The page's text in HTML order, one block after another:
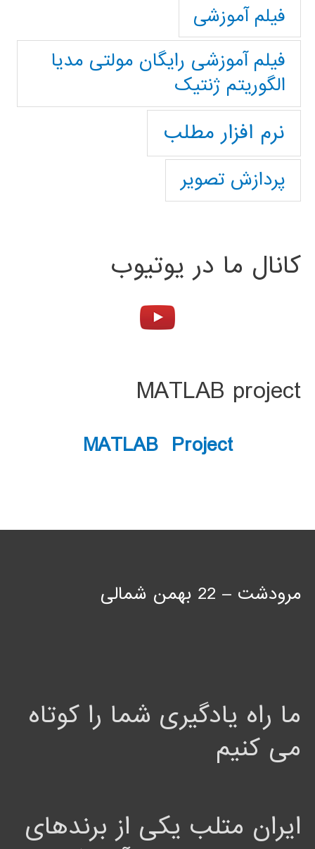
فیلم آموزشی
فیلم آموزشی رایگان مولتی مدیا
الگوریتم ژنتیک
نرم افزار مطلب
پردازش تصویر
کانال ما در یوتیوب
MATLAB project
MATLAB Project
مرودشت – 22 بهمن شمالی
ما راه یادگیری شما را کوتاه
می کنیم
ایران متلب یکی از برندهای